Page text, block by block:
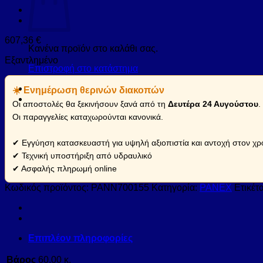
Κανένα προϊόν στο καλάθι σας.
Επιστροφή στο κατάστημα
607,36 €
Εξαντλημένο
☀️ Ενημέρωση θερινών διακοπών
Οι αποστολές θα ξεκινήσουν ξανά από τη Δευτέρα 24 Αυγούστου
Οι παραγγελίες καταχωρούνται κανονικά.
✔ Εγγύηση κατασκευαστή για υψηλή αξιοπιστία και αντοχή στον
✔ Τεχνική υποστήριξη από υδραυλικό
✔ Ασφαλής πληρωμή online
Κωδικός προϊόντος: PANN700155 Κατηγορία: PANEX
Επιπλέον πληροφορίες
Βάρος 60,00 κ.